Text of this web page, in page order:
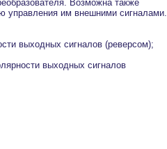
Возможна также
управления им внешними сигналами.
выходных сигналов (реверсом);
выходных сигналов